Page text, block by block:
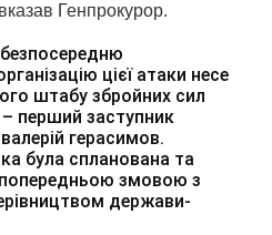
Генпрокурор.
цієї атаки несе
штабу збройних сил
– перший заступник
герасимов.
була спланована та
змовою з
держави-